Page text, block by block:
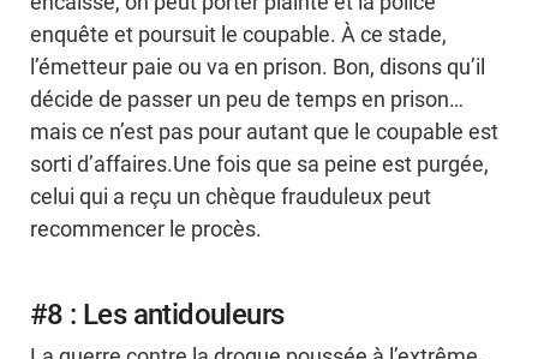
enquête et poursuit le coupable. À ce stade,
l’émetteur paie ou va en prison. Bon, disons qu’il
décide de passer un peu de temps en prison…
mais ce n’est pas pour autant que le coupable est
sorti d’affaires.Une fois que sa peine est purgée,
celui qui a reçu un chèque frauduleux peut
recommencer le procès.
#8 : Les antidouleurs